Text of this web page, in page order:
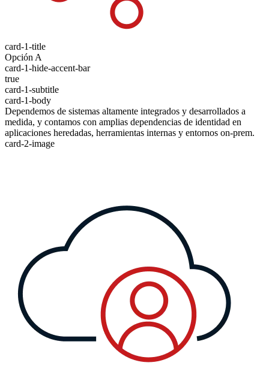
card-1-title
Opción A
card-1-hide-accent-bar
true
card-1-subtitle
card-1-body
Dependemos de sistemas altamente integrados y desarrollados a
medida, y contamos con amplias dependencias de identidad en
aplicaciones heredadas, herramientas internas y entornos on-prem.
card-2-image